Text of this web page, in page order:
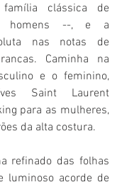
clássica de
homens --, e a
nas notas de
Caminha na
e o feminino,
Saint Laurent
para as mulheres,
da alta costura.
refinado das folhas
luminoso acorde de